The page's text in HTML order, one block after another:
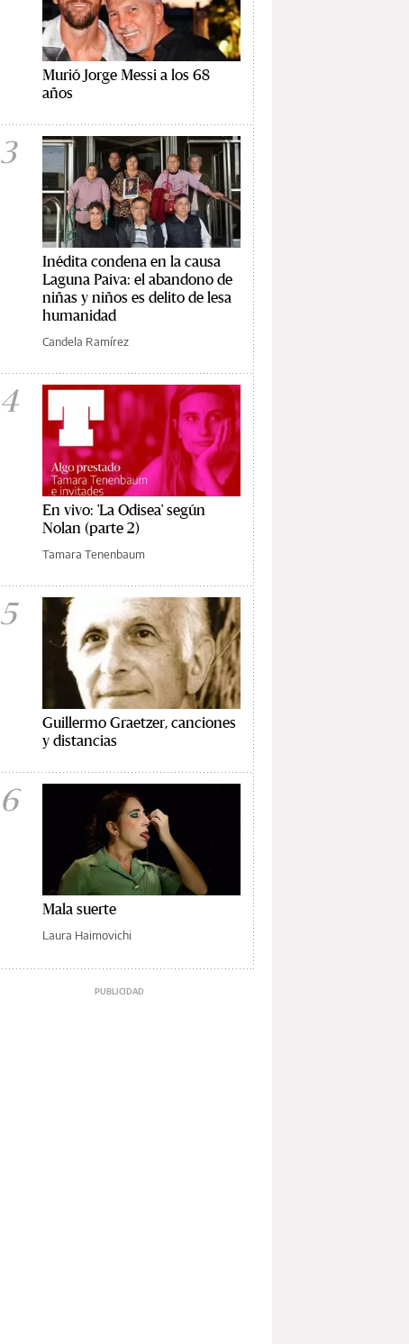
Murió Jorge Messi a los 68
años
3
Inédita condena en la causa
Laguna Paiva: el abandono de
niñas y niños es delito de lesa
humanidad
Candela Ramírez
4
En vivo: 'La Odisea' según
Nolan (parte 2)
Tamara Tenenbaum
5
Guillermo Graetzer, canciones
y distancias
6
Mala suerte
Laura Haimovichi